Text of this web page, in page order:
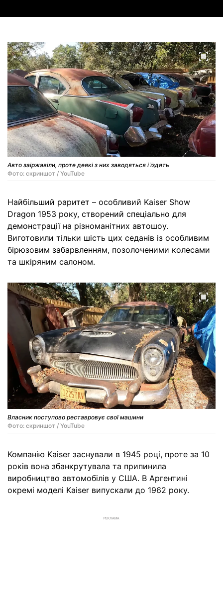
Авто заіржавіли, проте деякі з них заводяться і їздять
Фото: скриншот / YouTube
Найбільший раритет – особливий Kaiser Show
Dragon 1953 року, створений спеціально для
демонстрації на різноманітних автошоу.
Виготовили тільки шість цих седанів із особливим
бірюзовим забарвленням, позолоченими колесами
та шкіряним салоном.
Власник поступово реставровує свої машини
Фото: скриншот / YouTube
Компанію Kaiser заснували в 1945 році, проте за 10
років вона збанкрутувала та припинила
виробництво автомобілів у США. В Аргентині
окремі моделі Kaiser випускали до 1962 року.
РЕКЛАМА